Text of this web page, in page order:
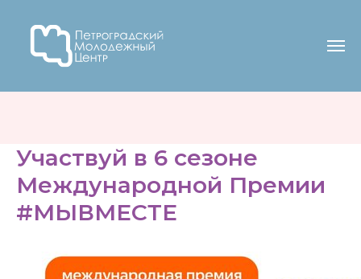
Участвуй в 6 сезоне
Международной Премии
#МЫВМЕСТЕ